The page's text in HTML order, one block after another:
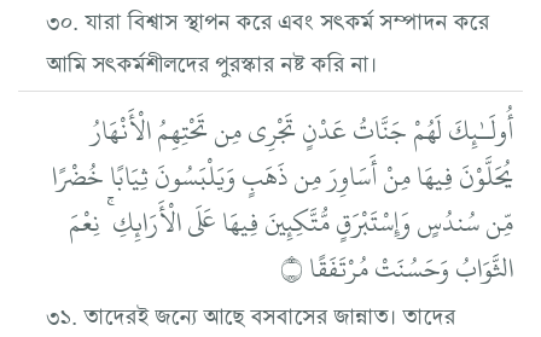
৩০. যারা বিশ্বাস স্থাপন করে এবং সৎকর্ম সম্পাদন করে
আমি সৎকর্মশীলদের পুরস্কার নষ্ট করি না।
أُولَـٰئِكَ لَهُمْ جَنَّاتُ عَدْنٍ تَجْرِي مِن تَحْتِهِمُ الْأَنْهَارُ
يُحَلَّوْنَ فِيهَا مِنْ أَسَاوِرَ مِن ذَهَبٍ وَيَلْبَسُونَ ثِيَابًا خُضْرًا
مِّن سُندُسٍ وَإِسْتَبْرَقٍ مُّتَّكِئِينَ فِيهَا عَلَى الْأَرَائِكِ ۚ نِعْمَ
الثَّوَابُ وَحَسُنَتْ مُرْتَفَقًا ۝
৩১. তাদেরই জন্যে আছে বসবাসের জান্নাত। তাদের